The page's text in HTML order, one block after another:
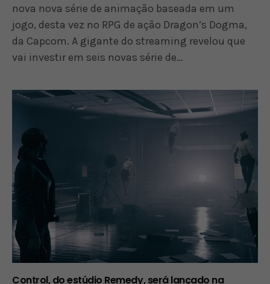
nova nova série de animação baseada em um
jogo, desta vez no RPG de ação Dragon’s Dogma,
da Capcom. A gigante do streaming revelou que
vai investir em seis novas série de…
Control, do estúdio Remedy, será lançado na